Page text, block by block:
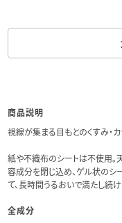
商品説明
視線が集まる目もとのくすみ・
紙や不織布のシートは不使用。
容成分を閉じ込め、ゲル状のシ
て、長時間うるおいで満たし続け
全成分